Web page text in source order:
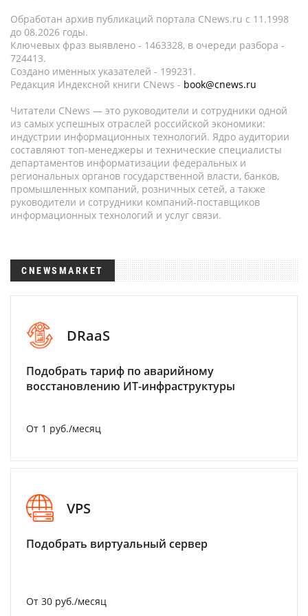
Обработан архив публикаций портала CNews.ru c 11.1998
до 08.2026 годы.
Ключевых фраз выявлено - 1463328, в очереди разбора -
724413.
Создано именных указателей - 199231.
Редакция Индексной книги CNews - book@cnews.ru
Читатели CNews — это руководители и сотрудники одной
из самых успешных отраслей российской экономики:
индустрии информационных технологий. Ядро аудитории
составляют топ-менеджеры и технические специалисты
департаментов информатизации федеральных и
региональных органов государственной власти, банков,
промышленных компаний, розничных сетей, а также
руководители и сотрудники компаний-поставщиков
информационных технологий и услуг связи.
CNEWSMARKET
DRaaS
Подобрать тариф по аварийному
восстановлению ИТ-инфраструктуры
От 1 руб./месяц
VPS
Подобрать виртуальный сервер
От 30 руб./месяц